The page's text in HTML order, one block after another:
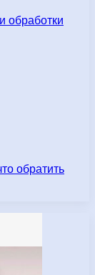
обработки
обратить